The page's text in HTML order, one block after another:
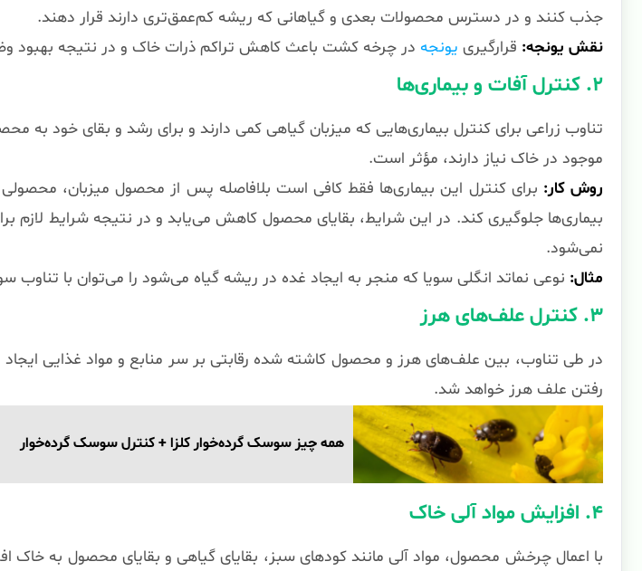
جذب کنند و در دسترس محصولات بعدی و گیاهانی که ریشه کم‌عمق‌تری دارند قرار دهند.
نقش یونجه: قرارگیری یونجه در چرخه کشت باعث کاهش تراکم ذرات خاک و در نتیجه
۲. کنترل آفات و بیماری‌ها
تناوب زراعی برای کنترل بیماری‌هایی که میزبان گیاهی کمی دارند و برای رشد و بقای خود به
موجود در خاک نیاز دارند، مؤثر است.
روش کار: برای کنترل این بیماری‌ها فقط کافی است بلافاصله پس از محصول میزبان، محصولی
بیماری‌ها جلوگیری کند. در این شرایط، بقایای محصول کاهش می‌یابد و در نتیجه شرایط لازم
نمی‌شود.
مثال: نوعی نماتد انگلی سویا که منجر به ایجاد غده در ریشه گیاه می‌شود را می‌توان با تناوب
۳. کنترل علف‌های هرز
در طی تناوب، بین علف‌های هرز و محصول کاشته شده رقابتی بر سر منابع و مواد غذایی
رفتن علف هرز خواهد شد.
همه چیز سوسک گرده‌خوار کلزا + کنترل سوسک گرده‌خوار
۴. افزایش مواد آلی خاک
با اعمال چرخش محصول، مواد آلی مانند کودهای سبز، بقایای گیاهی و بقایای محصول به خاک